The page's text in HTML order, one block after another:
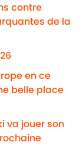
contre
de la
en ce
belle place
va jouer son